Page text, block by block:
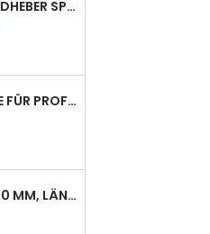
HINTERRADHEBER SPORT MIT KLAUEN-AUFNAHMEN
ENDKAPPE FÜR PROFI & RACER
WELLE Ø 20 MM, LÄNGE 390 MM